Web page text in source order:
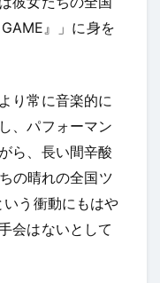
』」に身を
り常に音楽的に
、パフォーマン
ら、長い間辛酸
の晴れの全国ツ
う衝動にもはや
会はないとして